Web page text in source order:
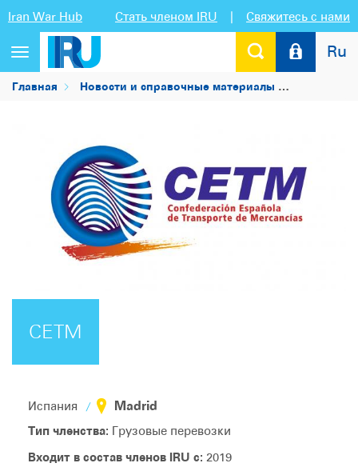
Iran War Hub Стать членом IRU | Свяжитесь с нами
Переключить
навигацию
Ru
Главная Новости и справочные материалы
CETM
Испания Madrid
Тип членства: Грузовые перевозки
Входит в состав членов IRU с: 2019